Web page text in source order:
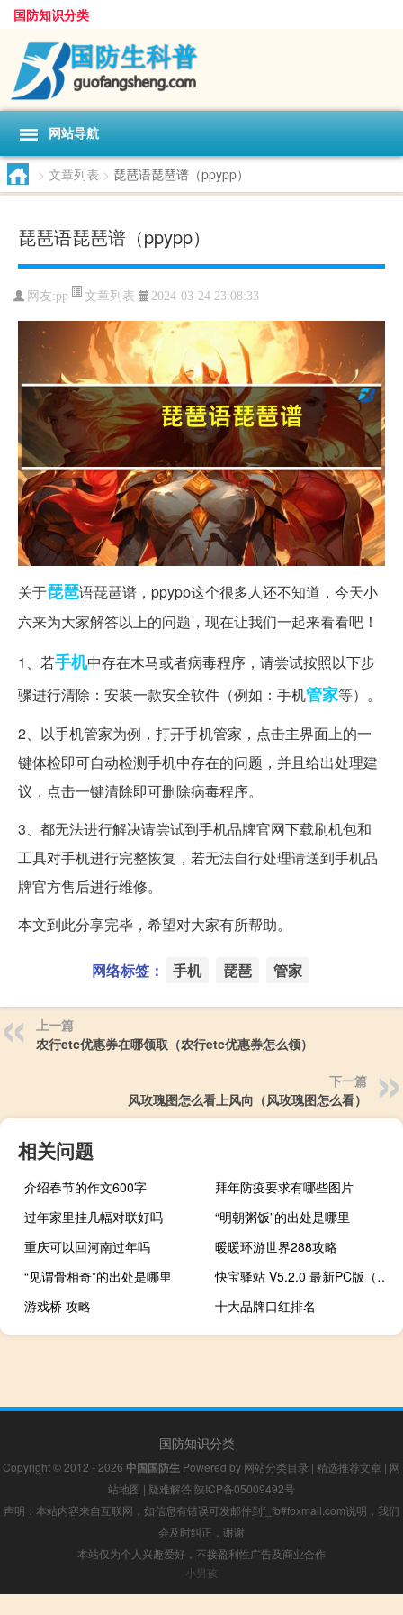
国防知识分类
网站导航
> 文章列表 > 琵琶语琵琶谱（ppypp）
琵琶语琵琶谱（ppypp）
网友:pp 文章列表 2024-03-24 23:08:33
关于琵琶语琵琶谱，ppypp这个很多人还不知道，今天小
六来为大家解答以上的问题，现在让我们一起来看看吧！
1、若手机中存在木马或者病毒程序，请尝试按照以下步
骤进行清除：安装一款安全软件（例如：手机管家等）。
2、以手机管家为例，打开手机管家，点击主界面上的一
键体检即可自动检测手机中存在的问题，并且给出处理建
议，点击一键清除即可删除病毒程序。
3、都无法进行解决请尝试到手机品牌官网下载刷机包和
工具对手机进行完整恢复，若无法自行处理请送到手机品
牌官方售后进行维修。
本文到此分享完毕，希望对大家有所帮助。
网络标签： 手机 琵琶 管家
上一篇
农行etc优惠券在哪领取（农行etc优惠券怎么领）
下一篇
风玫瑰图怎么看上风向（风玫瑰图怎么看）
相关问题
介绍春节的作文600字
拜年防疫要求有哪些图片
过年家里挂几幅对联好吗
“明朝粥饭”的出处是哪里
重庆可以回河南过年吗
暖暖环游世界288攻略
“见谓骨相奇”的出处是哪里
快宝驿站 V5.2.0 最新PC版（快宝驿站 V5.2.0 最新PC版功能简介）
游戏桥 攻略
十大品牌口红排名
国防知识分类
Copyright © 2012 - 2026 中国国防生 Powered by 网站分类目录 | 精选推荐文章 | 网
站地图 | 疑难解答 陕ICP备05009492号
声明：本站内容来自互联网，如信息有错误可发邮件到f_fb#foxmail.com说明，我们
会及时纠正，谢谢
本站仅为个人兴趣爱好，不接盈利性广告及商业合作
小男孩